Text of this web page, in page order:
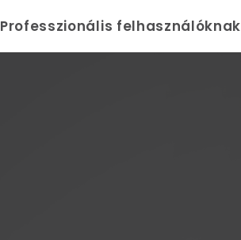
Professzionális felhasználóknak